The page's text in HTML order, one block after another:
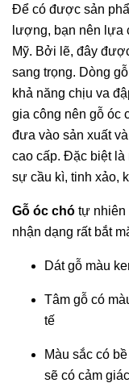
Để có được sản
lượng, bạn nên lựa
Mỹ. Bởi lẽ, đây
sang trọng. Dòng
khả năng chịu va
gia công nên gỗ óc
đưa vào sản xuất
cao cấp. Đặc biệt
sự cầu kì, tinh xảo,
Gỗ óc chó tự nhiên
nhận dạng rất bắt
Dát gỗ màu
Tâm gỗ có
tế
Màu sắc có
sẽ có cảm